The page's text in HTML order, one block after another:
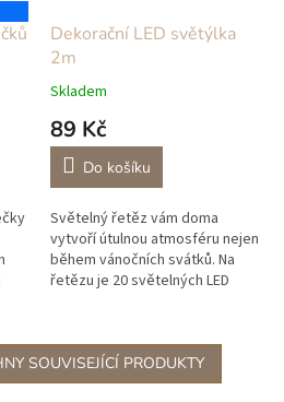
Dekorační LED světýlka
2m
Skladem
89 Kč
Do košíku
Světelný řetěz vám doma
vytvoří útulnou atmosféru nejen
během vánočních svátků. Na
řetězu je 20 světelných LED
i dobře...
SOUVISEJÍCÍ PRODUKTY